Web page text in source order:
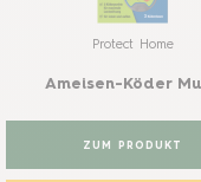
Protect Home
Ameisen-Köder
ZUM PRODUKT